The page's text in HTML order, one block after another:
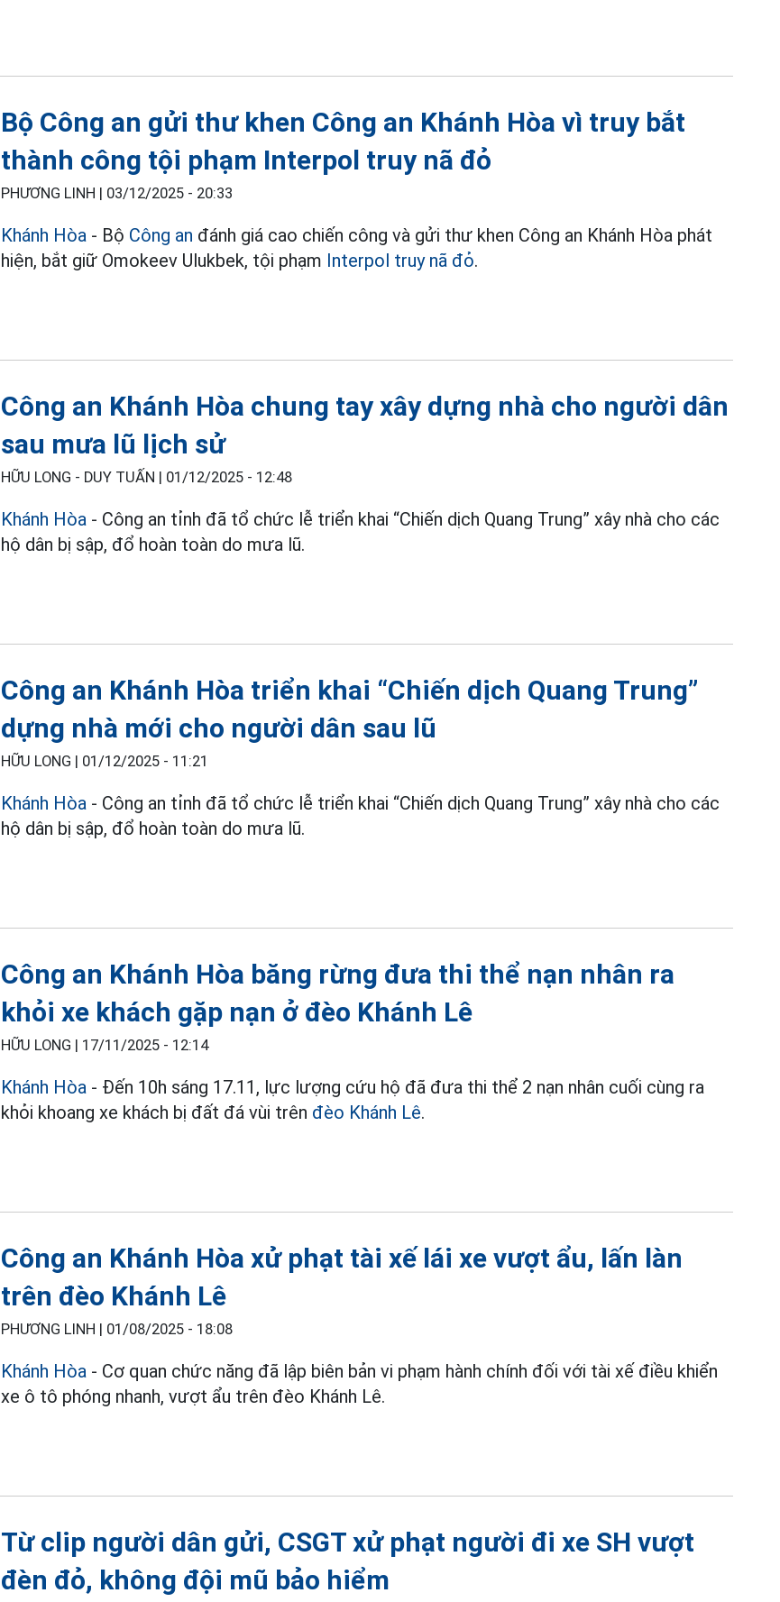
Bộ Công an gửi thư khen Công an Khánh Hòa vì truy bắt
thành công tội phạm Interpol truy nã đỏ
PHƯƠNG LINH | 03/12/2025 - 20:33
Khánh Hòa - Bộ Công an đánh giá cao chiến công và gửi thư khen Công an Khánh Hòa phát
hiện, bắt giữ Omokeev Ulukbek, tội phạm Interpol truy nã đỏ.
Công an Khánh Hòa chung tay xây dựng nhà cho người dân
sau mưa lũ lịch sử
HỮU LONG - DUY TUẤN | 01/12/2025 - 12:48
Khánh Hòa - Công an tỉnh đã tổ chức lễ triển khai “Chiến dịch Quang Trung” xây nhà cho các
hộ dân bị sập, đổ hoàn toàn do mưa lũ.
Công an Khánh Hòa triển khai “Chiến dịch Quang Trung”
dựng nhà mới cho người dân sau lũ
HỮU LONG | 01/12/2025 - 11:21
Khánh Hòa - Công an tỉnh đã tổ chức lễ triển khai “Chiến dịch Quang Trung” xây nhà cho các
hộ dân bị sập, đổ hoàn toàn do mưa lũ.
Công an Khánh Hòa băng rừng đưa thi thể nạn nhân ra
khỏi xe khách gặp nạn ở đèo Khánh Lê
HỮU LONG | 17/11/2025 - 12:14
Khánh Hòa - Đến 10h sáng 17.11, lực lượng cứu hộ đã đưa thi thể 2 nạn nhân cuối cùng ra
khỏi khoang xe khách bị đất đá vùi trên đèo Khánh Lê.
Công an Khánh Hòa xử phạt tài xế lái xe vượt ẩu, lấn làn
trên đèo Khánh Lê
PHƯƠNG LINH | 01/08/2025 - 18:08
Khánh Hòa - Cơ quan chức năng đã lập biên bản vi phạm hành chính đối với tài xế điều khiển
xe ô tô phóng nhanh, vượt ẩu trên đèo Khánh Lê.
Từ clip người dân gửi, CSGT xử phạt người đi xe SH vượt
đèn đỏ, không đội mũ bảo hiểm